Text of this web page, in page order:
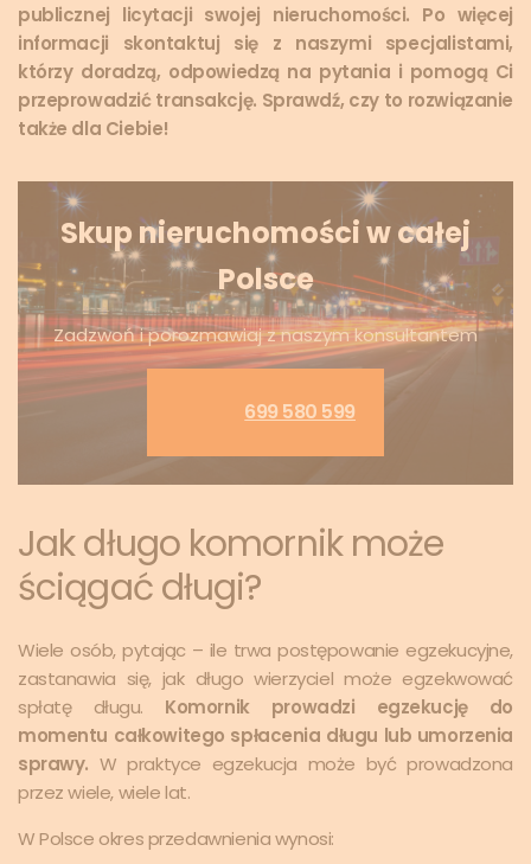
publicznej licytacji swojej nieruchomości. Po więcej
informacji skontaktuj się z naszymi specjalistami,
którzy doradzą, odpowiedzą na pytania i pomogą Ci
przeprowadzić transakcję. Sprawdź, czy to rozwiązanie
także dla Ciebie!
Skup nieruchomości w całej
Polsce
Zadzwoń i porozmawiaj z naszym konsultantem
699 580 599
Jak długo komornik może
ściągać długi?
Wiele osób, pytając – ile trwa postępowanie egzekucyjne,
zastanawia się, jak długo wierzyciel może egzekwować
spłatę długu. Komornik prowadzi egzekucję do
momentu całkowitego spłacenia długu lub umorzenia
sprawy. W praktyce egzekucja może być prowadzona
przez wiele, wiele lat.
W Polsce okres przedawnienia wynosi: